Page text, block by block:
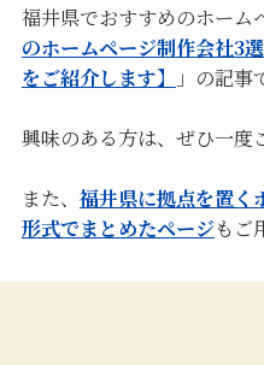
福井県でおすすめのホーム
のホームページ制作会社3
をご紹介します】
」の記事
興味のある方は、ぜひ一度
また、 福井県に拠点を置く
形式でまとめたページもご